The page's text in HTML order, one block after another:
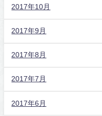
2017年10月
2017年9月
2017年8月
2017年7月
2017年6月